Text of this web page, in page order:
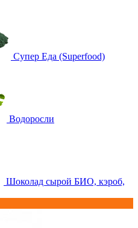
Супер Еда (Superfood)
Водоросли
Шоколад сырой БИО, кэроб,